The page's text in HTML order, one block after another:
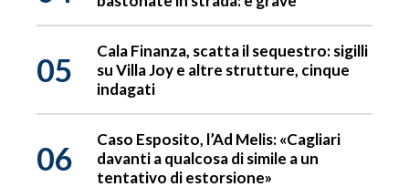
05
Cala Finanza, scatta il sequestro: sigilli
su Villa Joy e altre strutture, cinque
indagati
06
Caso Esposito, l’Ad Melis: «Cagliari
davanti a qualcosa di simile a un
tentativo di estorsione»